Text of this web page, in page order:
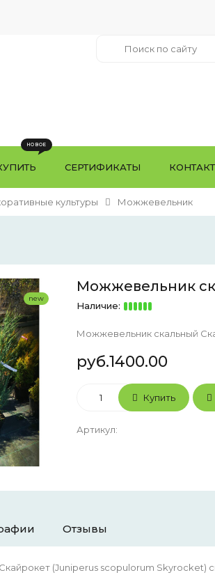
СЕРТИФИКАТЫ
культуры Можжевельник
new
Можжевельник
Наличие:
Можжевельник скальный
руб.1400.00
Купить
Артикул:
Отзывы
(Juniperus scopulorum Skyrocket)